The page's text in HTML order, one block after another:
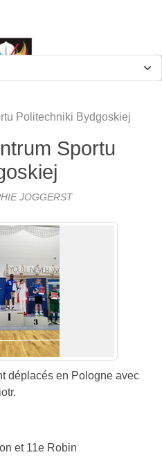
Politechniki Bydgoskiej
Sportu
JOGGERST
déplacés en Pologne avec
et 11e Robin